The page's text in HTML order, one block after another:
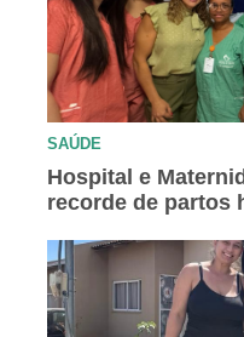
SAÚDE
Hospital e
recorde de partos